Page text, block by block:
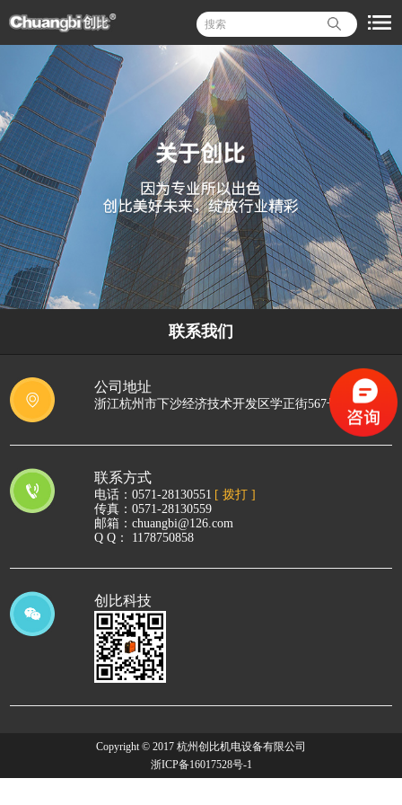
联系我们
公司地址
浙江杭州市下沙经济技术开发区学正街567号
联系方式
电话： 0571-28130551 [ 拨打 ]
传真：0571-28130559
邮箱：chuangbi@126.com
Q Q： 1178750858
创比科技
Copyright © 2017 杭州创比机电设备有限公司
浙ICP备16017528号-1